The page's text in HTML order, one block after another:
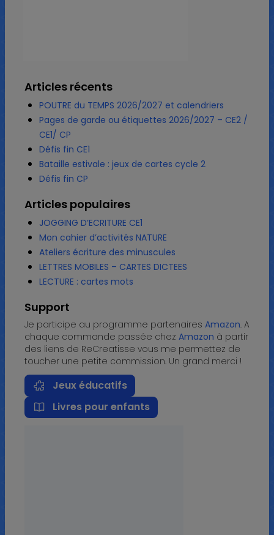
Articles récents
POUTRE du TEMPS 2026/2027 et calendriers
Pages de garde ou étiquettes 2026/2027 – CE2 /
CE1/ CP
Défis fin CE1
Bataille estivale : jeux de cartes cycle 2
Défis fin CP
Articles populaires
JOGGING D’ECRITURE CE1
Mon cahier d’activités NATURE
Ateliers écriture des minuscules
LETTRES MOBILES – CARTES DICTEES
LECTURE : cartes mots
Support
Je participe au programme partenaires Amazon. A
chaque commande passée chez Amazon à partir
des liens de ReCreatisse vous me permettez de
toucher une petite commission. Un grand merci !
Jeux éducatifs
Livres pour enfants